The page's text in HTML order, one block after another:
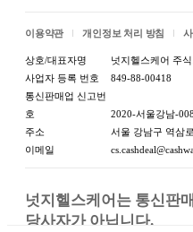
품명 및 모델명
법에 의한 인증·허가
등을 받았음을 확인할
수 있는 경우 그에 대
한 사항
이용약관 개인정보 처리 방침
상호/대표자명
넛지헬스케어 주
사업자 등록 번호
849-88-00418
통신판매업 신고번
호
2020-서울강남-
주소
서울 강남구 역삼
이메일
넛지헬스케어는 통신판
당사자가 아닙니다.